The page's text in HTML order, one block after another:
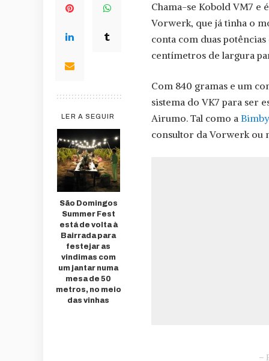
LER A SEGUIR
São Domingos
Summer Fest
está de volta à
Bairrada para
festejar as
vindimas com
um jantar numa
mesa de 50
metros, no meio
das vinhas
Chama-se Kobold VM7 e
Vorwerk, que já tinha o
conta com duas
centímetros de largura
Com 840 gramas e um
sistema do VK7 para ser
Airumo. Tal como a Bimby
consultor da Vorwerk ou
–